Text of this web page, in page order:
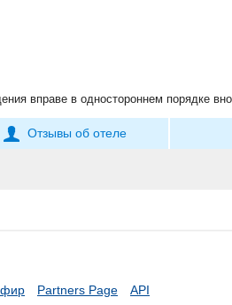
вправе в одностороннем порядке
Отзывы об отеле
Partners Page API